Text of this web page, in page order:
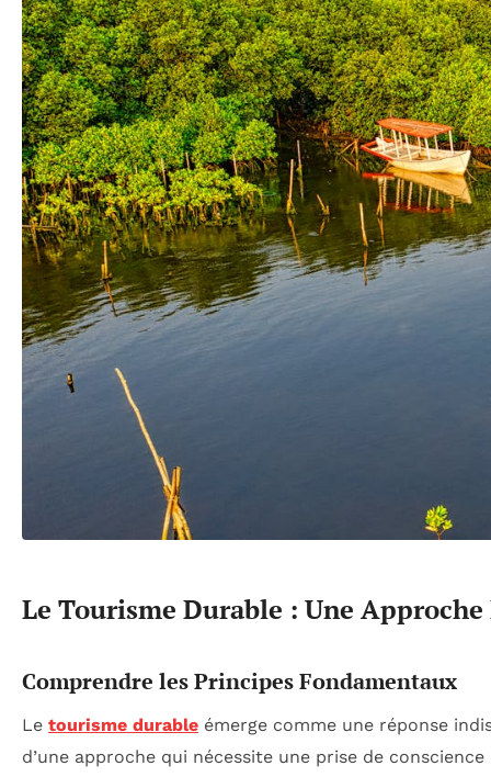
Le Tourisme Durable : Une
Comprendre les Principes Fondamentaux
Le tourisme durable émerge comme une réponse
d’une approche qui nécessite une prise de